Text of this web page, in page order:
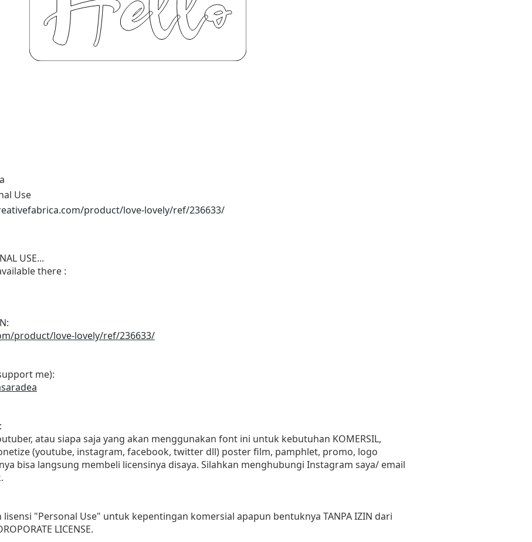
Use
product/love-lovely/ref/236633/
USE...
there :
product/love-lovely/ref/236633/
me):
atau siapa saja yang akan menggunakan font ini untuk kebutuhan KOMERSIL,
(youtube, instagram, facebook, twitter dll) poster film, pamphlet, promo, logo
bisa langsung membeli licensinya disaya. Silahkan menghubungi Instagram saya/ email
"Personal Use" untuk kepentingan komersial apapun bentuknya TANPA IZIN dari
LICENSE.